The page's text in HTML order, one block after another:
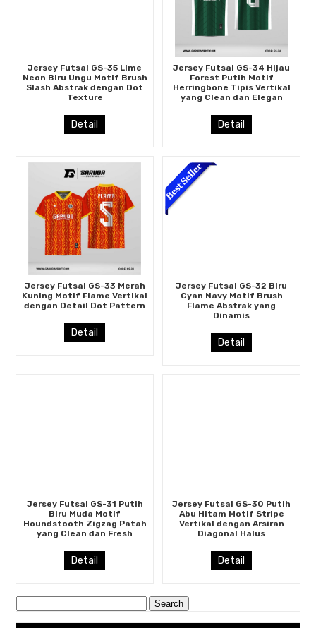
Jersey Futsal GS-35 Lime
Neon Biru Ungu Motif Brush
Slash Abstrak dengan Dot
Texture
Detail
Jersey Futsal GS-34 Hijau
Forest Putih Motif
Herringbone Tipis Vertikal
yang Clean dan Elegan
Detail
Jersey Futsal GS-33 Merah
Kuning Motif Flame Vertikal
dengan Detail Dot Pattern
Detail
Jersey Futsal GS-32 Biru
Cyan Navy Motif Brush
Flame Abstrak yang
Dinamis
Detail
Jersey Futsal GS-31 Putih
Biru Muda Motif
Houndstooth Zigzag Patah
yang Clean dan Fresh
Detail
Jersey Futsal GS-30 Putih
Abu Hitam Motif Stripe
Vertikal dengan Arsiran
Diagonal Halus
Detail
Search
for: